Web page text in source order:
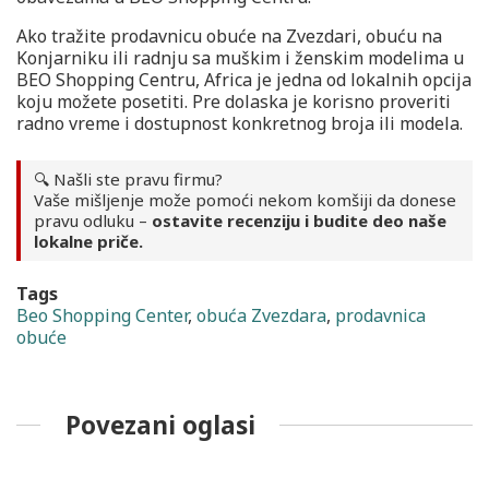
Ako tražite prodavnicu obuće na Zvezdari, obuću na
Konjarniku ili radnju sa muškim i ženskim modelima u
BEO Shopping Centru, Africa je jedna od lokalnih opcija
koju možete posetiti. Pre dolaska je korisno proveriti
radno vreme i dostupnost konkretnog broja ili modela.
🔍 Našli ste pravu firmu?
Vaše mišljenje može pomoći nekom komšiji da donese
pravu odluku – ostavite recenziju i budite deo naše
lokalne priče.
Tags
Beo Shopping Center, obuća Zvezdara, prodavnica
obuće
Povezani oglasi